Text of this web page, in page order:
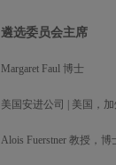
遴选委员会主席
Margaret Faul 博士
美国安进公司 | 美国，加
Alois Fuerstner 教授，博